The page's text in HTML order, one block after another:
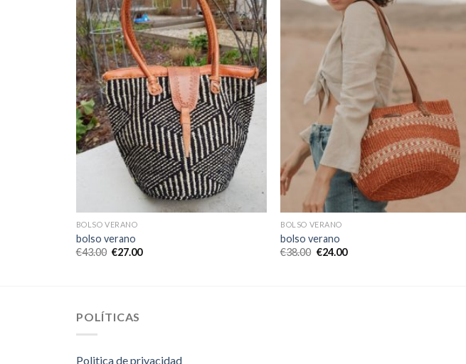
BOLSO VERANO
bolso verano
€43.00 €27.00
BOLSO VERANO
bolso verano
€38.00 €24.00
POLÍTICAS
Politica de privacidad